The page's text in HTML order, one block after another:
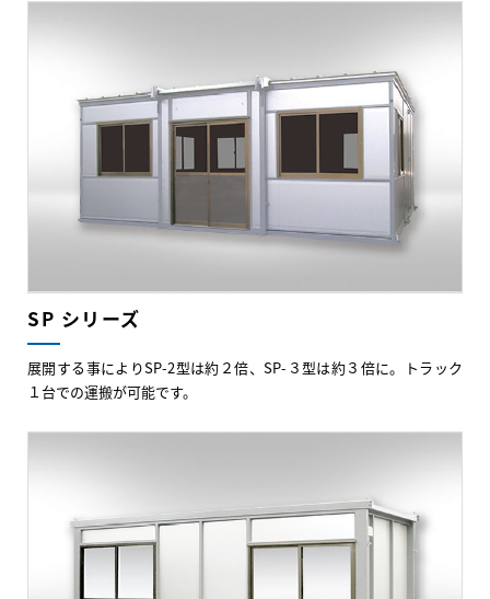
SP シリーズ
展開する事によりSP-2型は約２倍、SP-３型は約３倍に。トラック
１台での運搬が可能です。